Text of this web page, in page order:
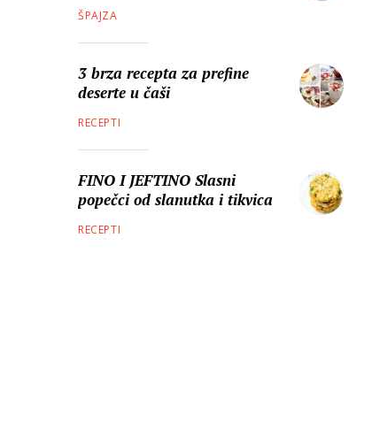
ŠPAJZA
3 brza recepta za prefine
deserte u čaši
RECEPTI
FINO I JEFTINO Slasni
popečci od slanutka i tikvica
RECEPTI